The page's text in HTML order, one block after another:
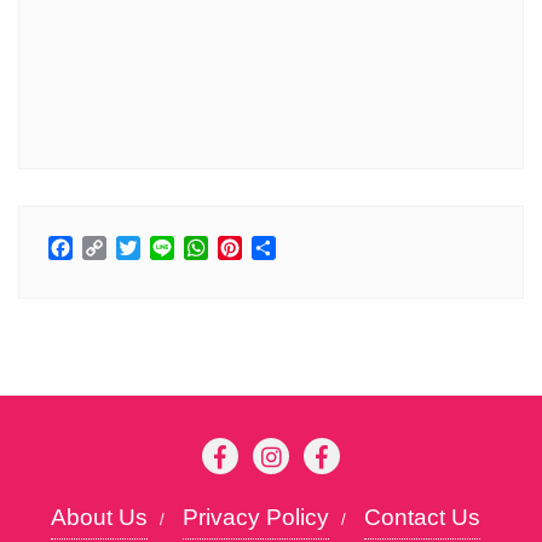
Facebook
CopyTwitter
LineWhatsApp
Pinterest
About Us Privacy Policy Contact Us